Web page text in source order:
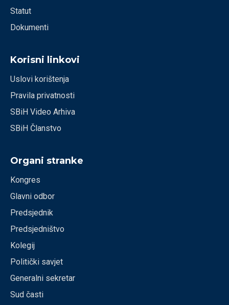
Statut
Dokumenti
Korisni linkovi
Uslovi korištenja
Pravila privatnosti
SBiH Video Arhiva
SBiH Članstvo
Organi stranke
Kongres
Glavni odbor
Predsjednik
Predsjedništvo
Kolegij
Politički savjet
Generalni sekretar
Sud časti